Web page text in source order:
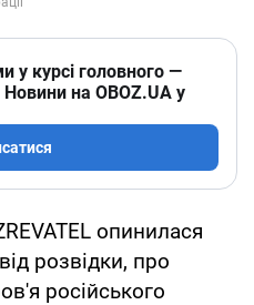
у курсі головного —
Новини на OBOZ.UA у
опинилася
розвідки, про
російського